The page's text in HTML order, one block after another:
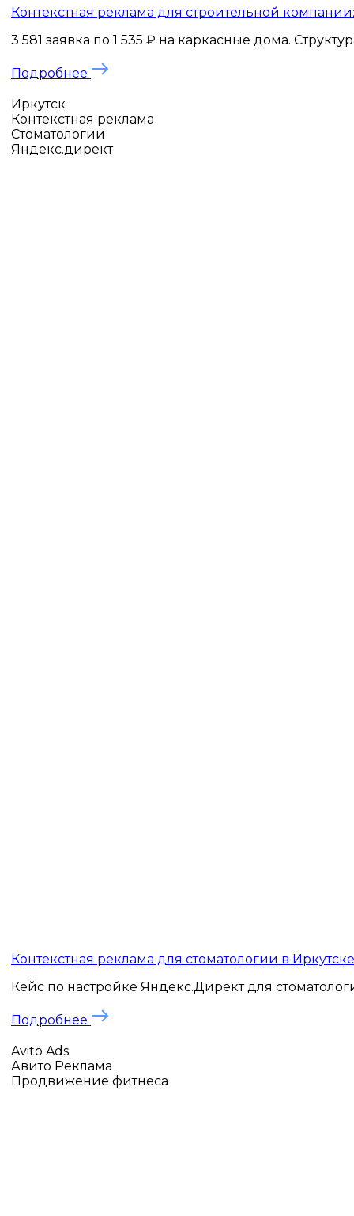
Контекстная реклама для строительной
3 581 заявка по 1 535 ₽ на каркасные дома.
Подробнее
Иркутск
Контекстная реклама
Стоматологии
Яндекс.директ
Контекстная реклама для стоматологии в
Кейс по настройке Яндекс.Директ для
Подробнее
Avito Ads
Авито Реклама
Продвижение фитнеса